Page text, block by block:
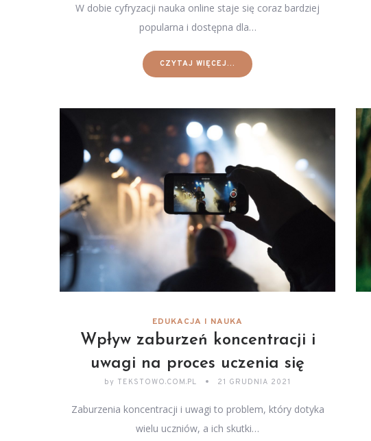
W dobie cyfryzacji nauka online staje się coraz bardziej
popularna i dostępna dla…
CZYTAJ WIĘCEJ...
EDUKACJA I NAUKA
Wpływ zaburzeń koncentracji i
uwagi na proces uczenia się
by TEKSTOWO.COM.PL 21 GRUDNIA 2021
Zaburzenia koncentracji i uwagi to problem, który dotyka
wielu uczniów, a ich skutki…